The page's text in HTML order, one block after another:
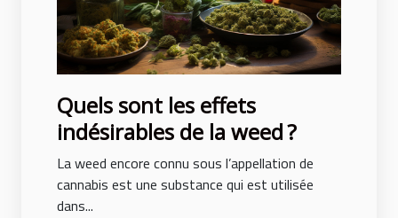
Quels sont les effets
indésirables de la weed ?
La weed encore connu sous l’appellation de
cannabis est une substance qui est utilisée
dans...